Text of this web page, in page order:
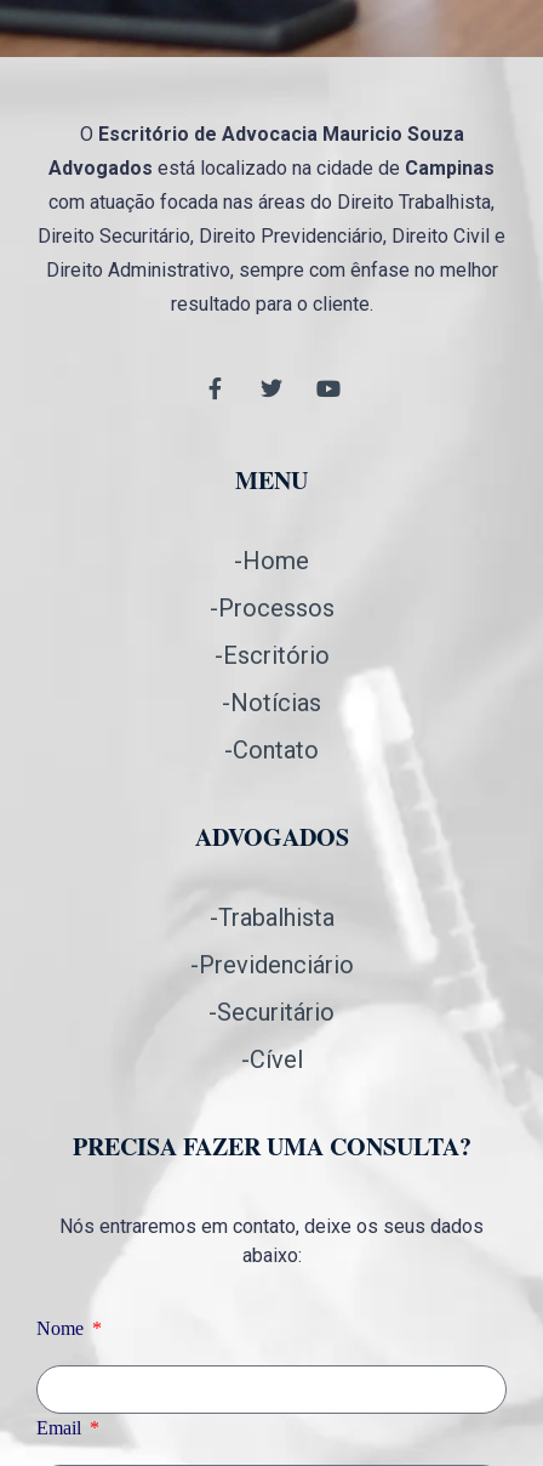
O Escritório de Advocacia Mauricio Souza
Advogados está localizado na cidade de Campinas
com atuação focada nas áreas do Direito Trabalhista,
Direito Securitário, Direito Previdenciário, Direito Civil e
Direito Administrativo, sempre com ênfase no melhor
resultado para o cliente.
MENU
-Home
-Processos
-Escritório
-Notícias
-Contato
ADVOGADOS
-Trabalhista
-Previdenciário
-Securitário
-Cível
PRECISA FAZER UMA CONSULTA?
Nós entraremos em contato, deixe os seus dados
abaixo:
Nome
Email